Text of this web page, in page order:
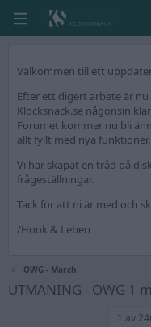
Välkommen till ett
Efter ett digert arbete är
Klocksnack.se någonsin
Forumet kommer nu bli
allt fyllt med nya funktioner.
Vi har skapat en tråd på
frågeställningar.
Tack för att ni är med och
/Hook & Leben
OWG - March
UTMANING - OWG 1
1 av